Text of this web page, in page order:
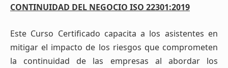
CONTINUIDAD DEL NEGOCIO ISO 22301:2019
Este Curso Certificado capacita a los asistentes en
mitigar el impacto de los riesgos que comprometen
la continuidad de las empresas al abordar los